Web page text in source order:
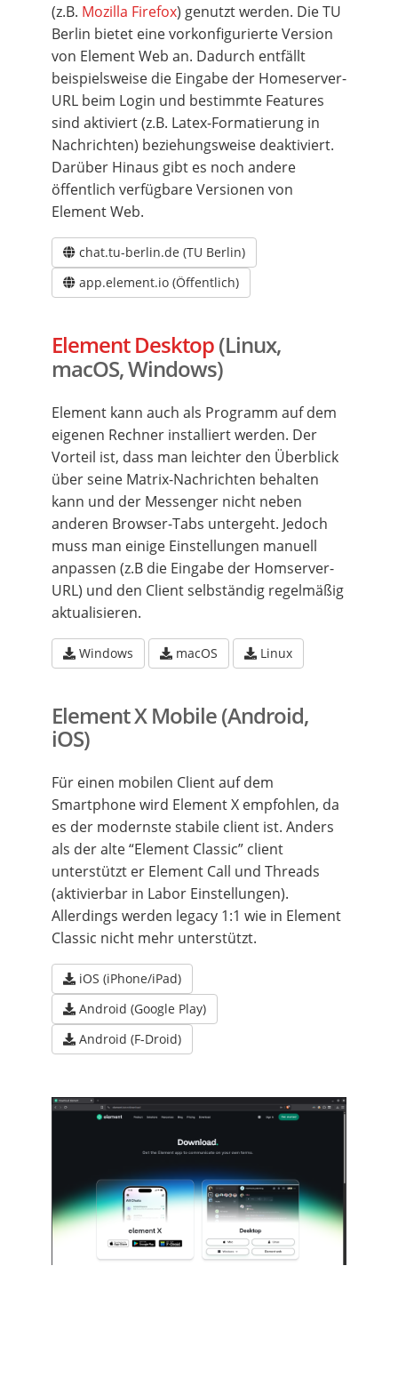
(z.B. Mozilla Firefox) genutzt werden. Die TU
Berlin bietet eine vorkonfigurierte Version
von Element Web an. Dadurch entfällt
beispielsweise die Eingabe der Homeserver-
URL beim Login und bestimmte Features
sind aktiviert (z.B. Latex-Formatierung in
Nachrichten) beziehungsweise deaktiviert.
Darüber Hinaus gibt es noch andere
öffentlich verfügbare Versionen von
Element Web.
chat.tu-berlin.de (TU Berlin)
app.element.io (Öffentlich)
Element Desktop(Linux,
macOS, Windows)
Element kann auch als Programm auf dem
eigenen Rechner installiert werden. Der
Vorteil ist, dass man leichter den Überblick
über seine Matrix-Nachrichten behalten
kann und der Messenger nicht neben
anderen Browser-Tabs untergeht. Jedoch
muss man einige Einstellungen manuell
anpassen (z.B die Eingabe der Homserver-
URL) und den Client selbständig regelmäßig
aktualisieren.
Windows macOS Linux
Element X Mobile (Android,
iOS)
Für einen mobilen Client auf dem
Smartphone wird Element X empfohlen, da
es der modernste stabile client ist. Anders
als der alte “Element Classic” client
unterstützt er Element Call und Threads
(aktivierbar in Labor Einstellungen).
Allerdings werden legacy 1:1 wie in Element
Classic nicht mehr unterstützt.
iOS (iPhone/iPad)
Android (Google Play)
Android (F-Droid)